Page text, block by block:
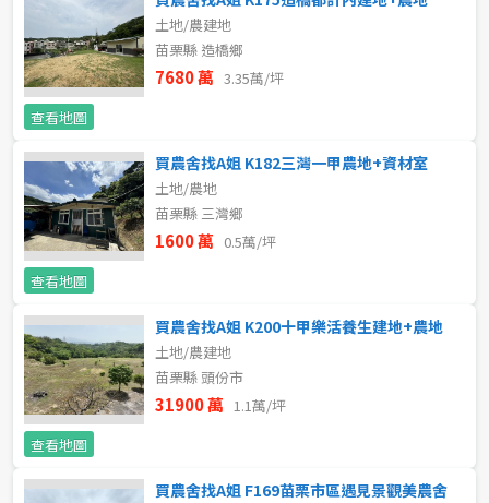
40 年以上
售價
土地/農建地
苗栗縣 造橋鄉
7680 萬 3.35萬/坪
查看地圖
買農舍找A姐 K182三灣一甲農地+資材室
土地/農地
苗栗縣 三灣鄉
1600 萬 0.5萬/坪
查看地圖
買農舍找A姐 K200十甲樂活養生建地+農地
土地/農建地
苗栗縣 頭份市
31900 萬 1.1萬/坪
查看地圖
買農舍找A姐 F169苗栗市區遇見景觀美農舍